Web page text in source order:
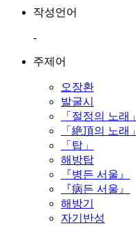
작성언어
-
주제어
오장환
발굴시
「절정의 노래」
「絶頂의 노래」
「탑」
해방탑
『병든 서울』
『病든 서울』
해방기
자기반성